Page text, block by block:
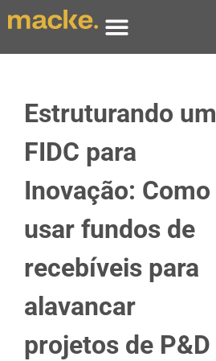
Estruturando um
FIDC para
Inovação: Como
usar fundos de
recebíveis para
alavancar
projetos de P&D